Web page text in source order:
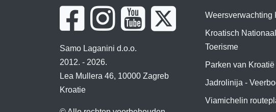
Samo Laganini d.o.o.
2012. - 2026.
Lea Mullera 46, 10000 Zagreb
Kroatie
Weersverwachting
Kroatisch
Toerisme
Parken van Kroatië
Jadrolinija -
Viamichelin